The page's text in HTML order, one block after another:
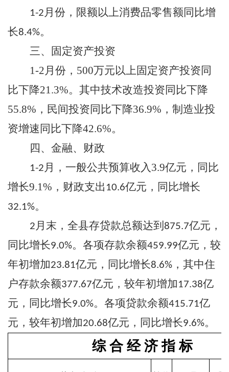
1-2月份，限额以上消费品零售额同比增
长8.4%。
三、
固定资产投资
1-2月份 ， 500万元以上固定资产投资同
比下降21.3%。其中技术改造投资同比下降
55.8% ， 民间投资同比下降36.9% ， 制造业投
资增速 同比下降42.6%。
四、 金融、财政
1-2月， 一般公共预算收入3.9亿元，同比
增长9.1%， 财政支出 10.6亿元， 同比增长
32.1%。
2月末，全县存贷款总额达到 875.7亿元，
同比增长9.0%。各项存款余额459.99亿元，较
年初增加23.81亿元，同比增长8.6% ，其中住
户存款余额377.67亿元，较年初增加17.38亿
元，同比增长9.0%。各项贷款余额415.71亿
元，较年初增加20.68亿元，同比增长9.6%。
综 合 经 济 指 标